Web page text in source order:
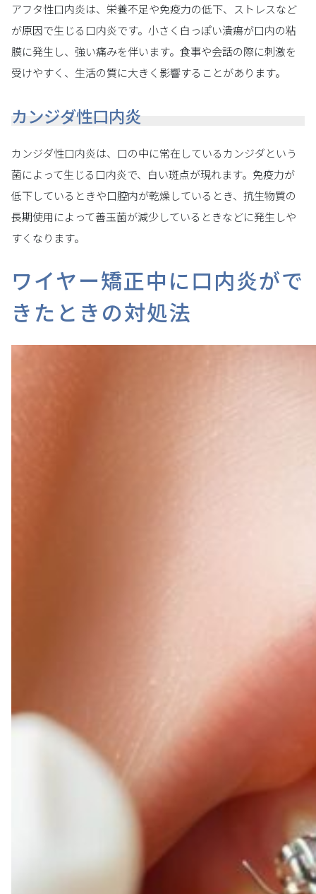
アフタ性口内炎は、栄養不足や免疫力の低下、ストレスなど
が原因で生じる口内炎です。小さく白っぽい潰瘍が口内の粘
膜に発生し、強い痛みを伴います。食事や会話の際に刺激を
受けやすく、生活の質に大きく影響することがあります。
カンジダ性口内炎
カンジダ性口内炎は、口の中に常在しているカンジダという
菌によって生じる口内炎で、白い斑点が現れます。免疫力が
低下しているときや口腔内が乾燥しているとき、抗生物質の
長期使用によって善玉菌が減少しているときなどに発生しや
すくなります。
ワイヤー矯正中に口内炎がで
きたときの対処法